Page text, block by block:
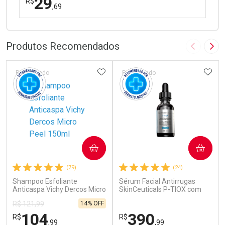
,69
Laboratório
Ativar Desconto
Comprar sem Desconto
Por Menos
Comprar sem Desconto
Produtos Recomendados Imagem
(79)
Shampoo Esfoliante
Anticaspa Vichy Dercos Micro
Patrocinado
R$ 121,99
R$104,99
14% OFF
ADICIONAR AOS FAVORITOS
COMPRAR
(24)
Sérum Facial Antirrugas
SkinCeuticals P-TIOX com
Patrocinado
R$390,99
COMPRAR